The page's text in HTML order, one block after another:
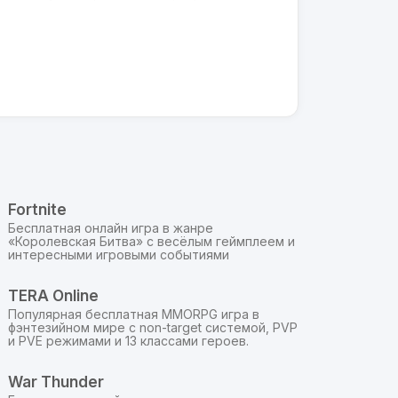
Fortnite
Бесплатная онлайн игра в жанре
«Королевская Битва» с весёлым геймплеем и
интересными игровыми событиями
TERA Online
Популярная бесплатная MMORPG игра в
фэнтезийном мире с non-target системой, PVP
и PVE режимами и 13 классами героев.
War Thunder